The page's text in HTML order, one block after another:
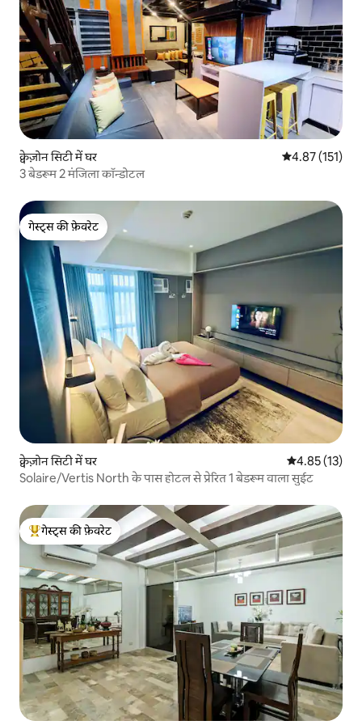
क्वेज़ोन सिटी में घर औसत रेटिंग 5 में से
4.87 (151)
3 बेडरूम 2 मंजिला कॉन्डोटल
गेस्ट्स की फ़ेवरेट
गेस्ट्स की फ़ेवरेट
क्वेज़ोन सिटी में घर औसत रेटिंग 5 में
4.85 (13)
Solaire/Vertis North के पास होटल से प्रेरित 1 बेडरूम वाला सुईट
गेस्ट्स का टॉप फ़ेवरेट
गेस्ट्स की फ़ेवरेट